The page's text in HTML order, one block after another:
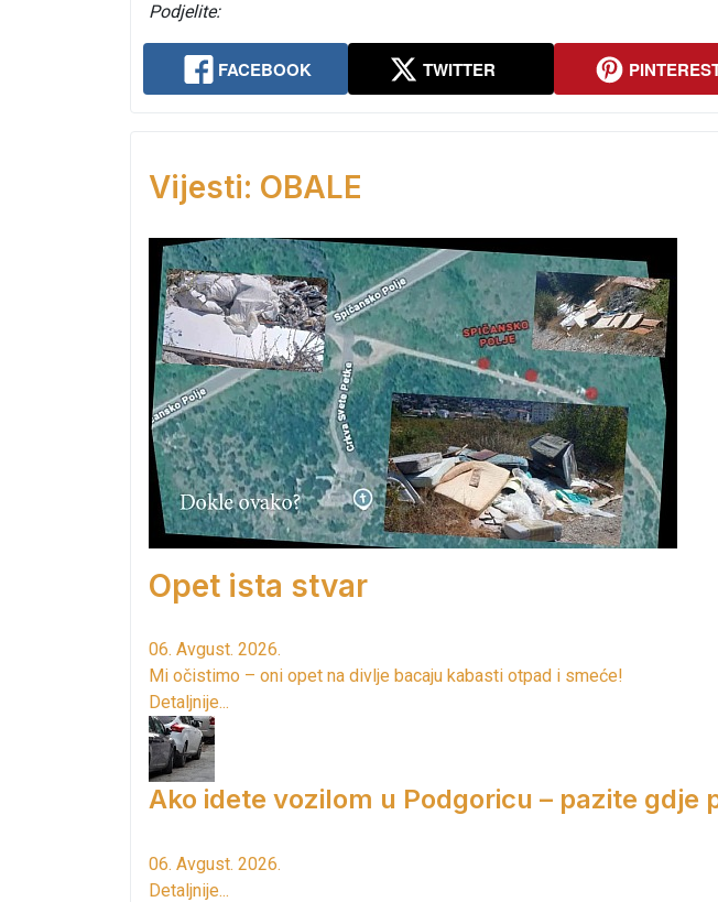
Podjelite:
FACEBOOK TWITTER
Vijesti: OBALE
Opet ista stvar
06. Avgust. 2026.
Mi očistimo – oni opet na divlje bacaju kabasti otpad i smeće!
Detaljnije...
Ako idete vozilom u Podgoricu – pazite gdje
06. Avgust. 2026.
Detaljnije...